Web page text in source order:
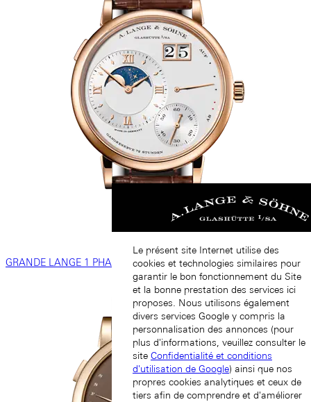
GRANDE LANGE 1 PHASES DE LUNE
Le présent site Internet utilise des
cookies et technologies similaires pour
garantir le bon fonctionnement du Site
et la bonne prestation des services ici
proposes. Nous utilisons également
divers services Google y compris la
personnalisation des annonces (pour
plus d'informations, veuillez consulter le
site Confidentialité et conditions
d'utilisation de Google) ainsi que nos
propres cookies analytiques et ceux de
tiers afin de comprendre et d'améliorer